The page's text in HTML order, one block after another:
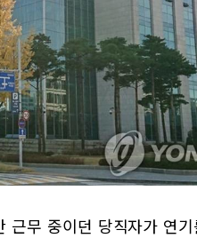
무 중이던 당직자가 연